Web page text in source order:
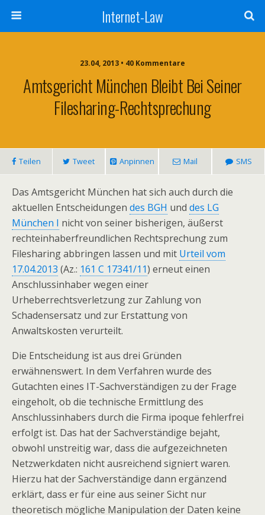
Internet-Law
23.04, 2013 • 40 Kommentare
Amtsgericht München Bleibt Bei Seiner
Filesharing-Rechtsprechung
Teilen Tweet Anpinnen Mail SMS
Das Amtsgericht München hat sich auch durch die
aktuellen Entscheidungen des BGH und des LG
München I nicht von seiner bisherigen, äußerst
rechteinhaberfreundlichen Rechtsprechung zum
Filesharing abbringen lassen und mit Urteil vom
17.04.2013 (Az.: 161 C 17341/11) erneut einen
Anschlussinhaber wegen einer
Urheberrechtsverletzung zur Zahlung von
Schadensersatz und zur Erstattung von
Anwaltskosten verurteilt.
Die Entscheidung ist aus drei Gründen
erwähnenswert. In dem Verfahren wurde des
Gutachten eines IT-Sachverständigen zu der Frage
eingeholt, ob die technische Ermittlung des
Anschlussinhabers durch die Firma ipoque fehlerfrei
erfolgt ist. Das hat der Sachverständige bejaht,
obwohl unstreitig war, dass die aufgezeichneten
Netzwerkdaten nicht ausreichend signiert waren.
Hierzu hat der Sachverständige dann ergänzend
erklärt, dass er für eine aus seiner Sicht nur
theoretisch mögliche Manipulation der Daten keine